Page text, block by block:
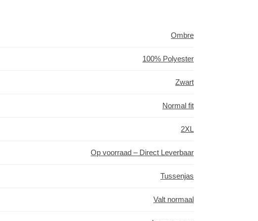
Ombre
100% Polyester
Zwart
Normal fit
2XL
Op voorraad – Direct Leverbaar
Tussenjas
Valt normaal